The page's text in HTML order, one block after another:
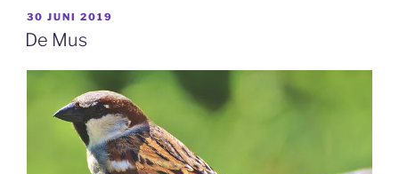
GEPLAATST
OP
30 JUNI 2019
De Mus